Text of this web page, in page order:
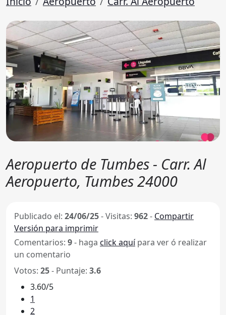
Aeropuerto de Tumbes - Carr. Al
Aeropuerto, Tumbes 24000
Publicado el: 24/06/25-Visitas: 962- Compartir
Versión para imprimir
Comentarios: 9- haga click aquípara ver ó realizar
un comentario
Votos: 25- Puntaje: 3.6
3.60/5
1
2